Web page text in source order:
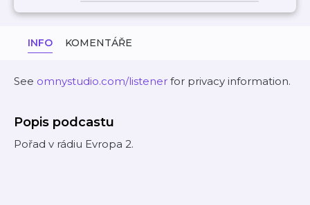
INFO KOMENTÁŘE
See omnystudio.com/listener for privacy information.
Popis podcastu
Pořad v rádiu Evropa 2.